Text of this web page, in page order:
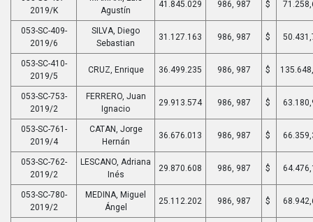
2019/K
Agustín
41.845.029 986, 987 $
053-SC-409-
2019/6
SILVA, Diego
Sebastian
31.127.163 986, 987 $
053-SC-410-
2019/5
CRUZ, Enrique 36.499.235 986, 987 $
053-SC-753-
2019/2
FERRERO, Juan
Ignacio
29.913.574 986, 987 $
053-SC-761-
2019/4
CATAN, Jorge
Hernán
36.676.013 986, 987 $
053-SC-762-
2019/2
LESCANO, Adriana
Inés
29.870.608 986, 987 $
053-SC-780-
2019/2
MEDINA, Miguel
Ángel
25.112.202 986, 987 $